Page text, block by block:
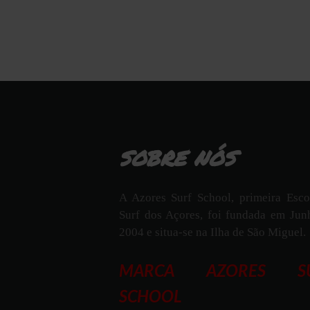
SOBRE NÓS
A Azores Surf School, primeira
Surf dos Açores, foi fundada em
2004 e situa-se na Ilha de São Miguel.
MARCA AZORES
SCHOOL